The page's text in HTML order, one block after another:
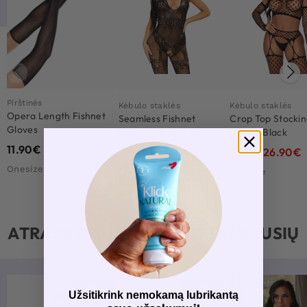
Pirštinės
Opera Length Fishnet
Gloves
11.90€
Onesize
Kėbulo staklės
Seamless Fishnet
33.90€26.90€
Onesize
Kėbulo staklės
Crop Top
Gloves Black
27.90€26.90€
Onesize
ATRASK DAUGIAU MĖGSTAMIAUSIŲ
Užsitikrink nemokamą lubrikantą